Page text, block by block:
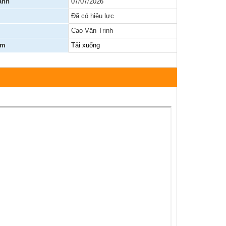
Báo cáo, số liệu thống kê
Văn bản quy phạm pháp luật
Đã có hiệu lực
Cao Văn Trinh
Tải xuống